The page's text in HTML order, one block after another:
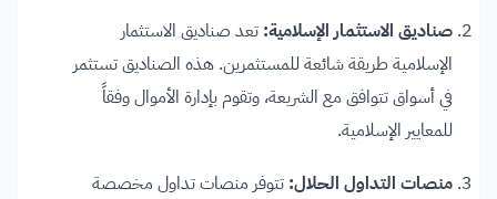
صناديق الاستثمار الإسلامية: تعد صناديق الاستثمار
الإسلامية طريقة شائعة للمستثمرين. هذه الصناديق تستثمر
في أسواق تتوافق مع الشريعة، وتقوم بإدارة الأموال وفقاً
للمعايير الإسلامية.
منصات التداول الحلال: تتوفر منصات تداول مخصصة